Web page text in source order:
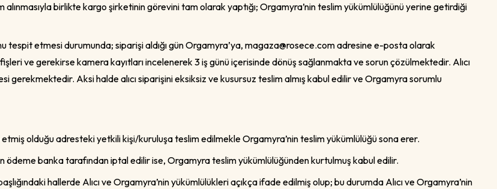
birlikte kargo şirketinin görevini tam olarak yaptığı; Orgamyra’nin teslim yükümlülüğünü yerine getirdiği
tespit etmesi durumunda; siparişi aldığı gün Orgamyra’ya, magaza@rosece.comadresine e-posta olarak
ve gerekirse kamera kayıtları incelenerek 3 iş günü içerisinde dönüş sağlanmakta ve sorun çözülmektedir. Alıcı
gerekmektedir. Aksi halde alıcı siparişini eksiksiz ve kusursuz teslim almış kabul edilir ve Orgamyra sorumlu
etmiş olduğu adresteki yetkili kişi/kuruluşa teslim edilmekle Orgamyra’nin teslim yükümlülüğü sona erer.
ödeme banka tarafından iptal edilir ise, Orgamyra teslim yükümlülüğünden kurtulmuş kabul edilir.
hallerde Alıcı ve Orgamyra’nin yükümlülükleri açıkça ifade edilmiş olup; bu durumda Alıcı ve Orgamyra’nin